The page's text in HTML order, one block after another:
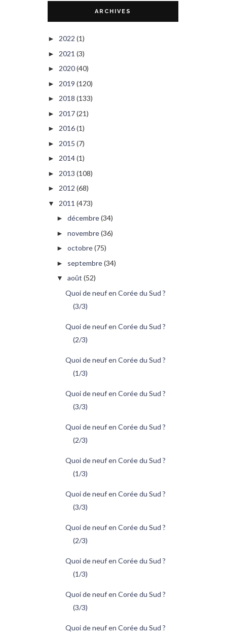
ARCHIVES
► 2022 (1)
► 2021 (3)
► 2020(40)
► 2019 (120)
► 2018 (133)
► 2017(21)
► 2016(1)
► 2015 (7)
► 2014(1)
► 2013 (108)
► 2012 (68)
▼ 2011 (473)
► décembre(34)
► novembre(36)
► octobre(75)
► septembre(34)
▼ août (52)
Quoi de neuf en Corée du Sud ?
(3/3)
Quoi de neuf en Corée du Sud ?
(2/3)
Quoi de neuf en Corée du Sud ?
(1/3)
Quoi de neuf en Corée du Sud ?
(3/3)
Quoi de neuf en Corée du Sud ?
(2/3)
Quoi de neuf en Corée du Sud ?
(1/3)
Quoi de neuf en Corée du Sud ?
(3/3)
Quoi de neuf en Corée du Sud ?
(2/3)
Quoi de neuf en Corée du Sud ?
(1/3)
Quoi de neuf en Corée du Sud ?
(3/3)
Quoi de neuf en Corée du Sud ?